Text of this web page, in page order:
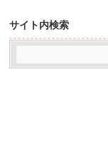
サイト内検索